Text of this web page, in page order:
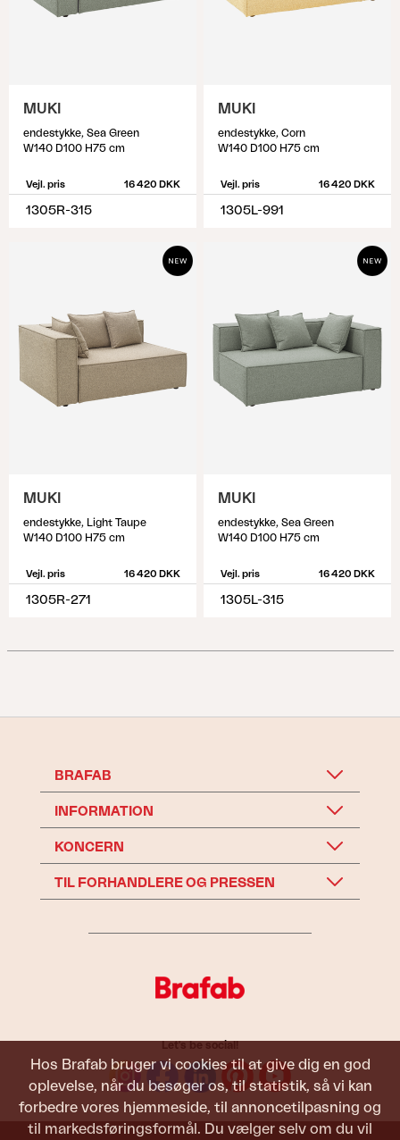
Hos Brafab bruger vi cookies til at give dig en god
oplevelse, når du besøger os, til statistik, så vi kan
forbedre vores hjemmeside, til annoncetilpasning og
til markedsføringsformål. Du vælger selv om du vil
MUKI
endestykke, Sea Green
W140 D100 H75 cm
Vejl. pris 16 420 DKK
1305R-315
MUKI
endestykke, Corn
W140 D100 H75 cm
Vejl. pris 16 420 DKK
1305L-991
MUKI
endestykke, Light Taupe
W140 D100 H75 cm
Vejl. pris 16 420 DKK
1305R-271
MUKI
endestykke, Sea Green
W140 D100 H75 cm
Vejl. pris 16 420 DKK
1305L-315
BRAFAB
INFORMATION
KONCERN
TIL FORHANDLERE OG PRESSEN
Let's be social!